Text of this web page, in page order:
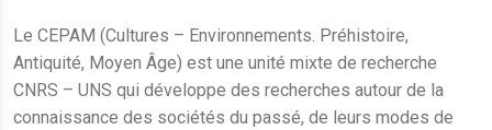
Le CEPAM (Cultures – Environnements. Préhistoire,
Antiquité, Moyen Âge) est une unité mixte de recherche
CNRS – UNS qui développe des recherches autour de la
connaissance des sociétés du passé, de leurs modes de